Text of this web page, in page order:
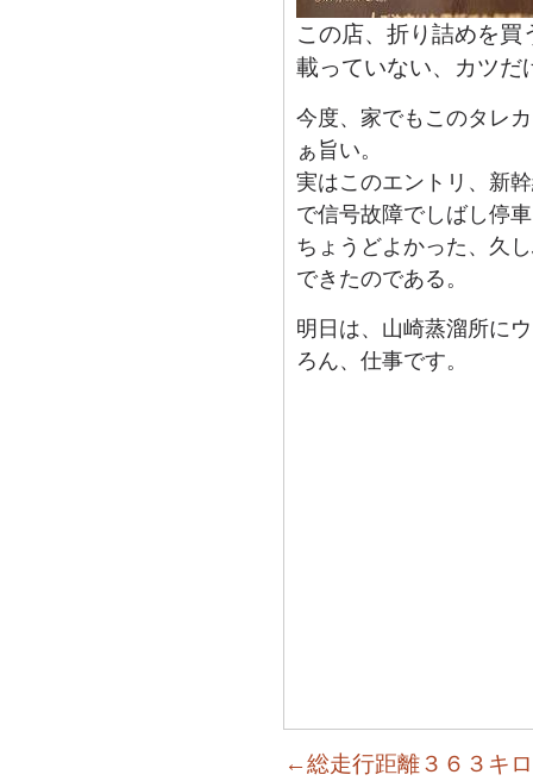
この店、折り詰めを
載っていない、カツだ
今度、家でもこのタレ
ぁ旨い。
実はこのエントリ、新
で信号故障でしばし停
ちょうどよかった、久
できたのである。
明日は、山崎蒸溜所に
ろん、仕事です。
←総走行距離３６３キ